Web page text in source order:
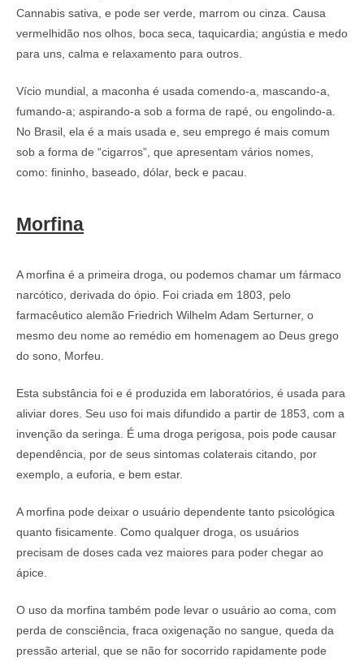
Cannabis sativa, e pode ser verde, marrom ou cinza. Causa
vermelhidão nos olhos, boca seca, taquicardia; angústia e medo
para uns, calma e relaxamento para outros.
Vício mundial, a maconha é usada comendo-a, mascando-a,
fumando-a; aspirando-a sob a forma de rapé, ou engolindo-a.
No Brasil, ela é a mais usada e, seu emprego é mais comum
sob a forma de “cigarros”, que apresentam vários nomes,
como: fininho, baseado, dólar, beck e pacau.
Morfina
A morfina é a primeira droga, ou podemos chamar um fármaco
narcótico, derivada do ópio. Foi criada em 1803, pelo
farmacêutico alemão Friedrich Wilhelm Adam Serturner, o
mesmo deu nome ao remédio em homenagem ao Deus grego
do sono, Morfeu.
Esta substância foi e é produzida em laboratórios, é usada para
aliviar dores. Seu uso foi mais difundido a partir de 1853, com a
invenção da seringa. É uma droga perigosa, pois pode causar
dependência, por de seus sintomas colaterais citando, por
exemplo, a euforia, e bem estar.
A morfina pode deixar o usuário dependente tanto psicológica
quanto fisicamente. Como qualquer droga, os usuários
precisam de doses cada vez maiores para poder chegar ao
ápice.
O uso da morfina também pode levar o usuário ao coma, com
perda de consciência, fraca oxigenação no sangue, queda da
pressão arterial, que se não for socorrido rapidamente pode